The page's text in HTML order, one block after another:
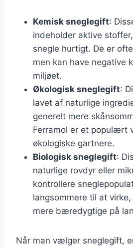
Kemisk sneglegift:
indeholder aktive
snegle hurtigt. De er
men kan have negative
miljøet.
Økologisk sneglegift:
lavet af naturlige
generelt mere
Ferramol er et populært
økologiske gartnere.
Biologisk sneglegift:
naturlige rovdyr eller
kontrollere
langsommere til at
mere bæredygtige på
Når man vælger sneglegift,